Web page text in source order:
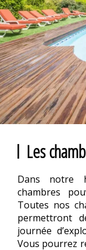
Les
Dans notre
chambres
Toutes nos
permettront
journée
Vous pourrez